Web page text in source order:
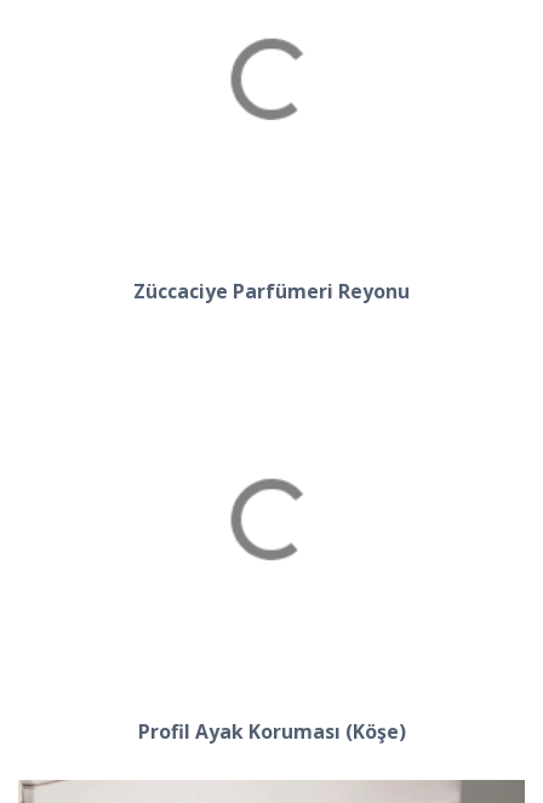
Züccaciye Parfümeri Reyonu
Profil Ayak Koruması (Köşe)